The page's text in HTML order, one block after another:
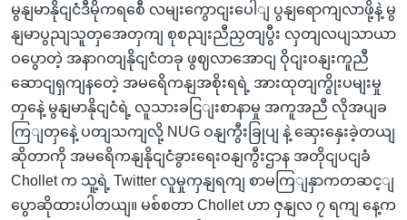
မွနျမာနိုငျငံဒီမိုကရစေီ လမျးကွောငျးပေါျ ပွနျရောကျလာဖို့နဲ့ မွ
နျမာပွညျသူတှအေတှကျ စုစညျးညီညှတျပွီး လှတျလပျသာယာ
ဝပွောတဲ့ အနာဂတျနိုငျငံတခု ဖွဈလာအောငျ ဝိုငျးဝနျးကူညီ
ဆောငျရှကျနတေဲ့ အမရေိကနျအစိုးရရဲ့ အားထုတျကွိုးပမျးမှု
တှနေဲ့ မွနျမာနိုငျငံရဲ့ လူသားခငြျးစာနာမှု အကူအညီ လိုအပျခ
ကြျတှနေဲ့ ပတျသကျလို့ NUG ဝနျကွီးခြုပျ နဲ့ ဆှေးနှေးခဲ့တယျ
ဆိုတာကို အမရေိကနျနိုငျငံခွားရေးဝနျကွီးဌာန အတိုငျပငျခံ
Chollet က သူ့ရဲ့ Twitter လူမှုကှနျရကျ စာမကြျနှာကတဆင့ျ
ပွောဆိုထားပါတယျ။ မစ်စတာ Chollet ဟာ ဇှနျလ ၇ ရကျ နေ့က